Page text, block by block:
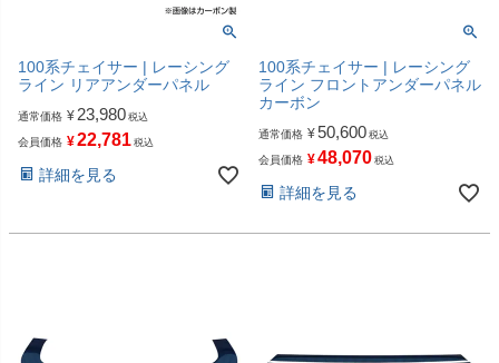
100系チェイサー | レーシング
ライン リアアンダーパネル
通常価格 ¥ 23,980 税込
会員価格 ¥22,781 税込
詳細を見る
100系チェイサー | レーシング
ライン フロントアンダーパネル
カーボン
通常価格 ¥50,600 税込
会員価格 ¥48,070 税込
詳細を見る